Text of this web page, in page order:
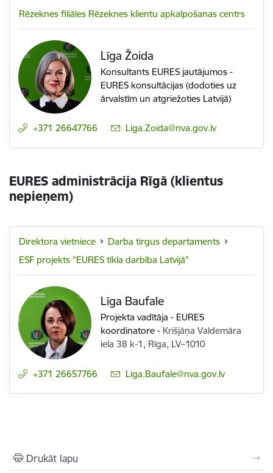
Rēzeknes filiāles Rēzeknes klientu apkalpošanas centrs
Līga Žoida
Konsultants EURES jautājumos -
EURES konsultācijas (dodoties uz
ārvalstīm un atgriežoties Latvijā)
+371 26647766 E-pasts:
Liga.Zoida@nva.gov.lv
EURES administrācija Rīgā (klientus
nepieņem)
Direktora vietniece
Darba tirgus departaments
ESF projekts "EURES tīkla darbība Latvijā"
Līga Baufale
Projekta vadītāja - EURES
koordinatore - Krišjāņa Valdemāra
iela 38 k-1, Rīga, LV–1010
+371 26657766 E-pasts:
Liga.Baufale@nva.gov.lv
Drukāt lapu